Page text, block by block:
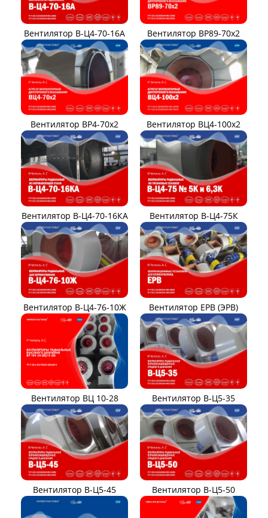
Вентилятор В-Ц4-70-16А Вентилятор ВР89-70x2
Вентилятор ВР4-70x2 Вентилятор ВЦ4-100х2
Вентилятор В-Ц4-70-16КА Вентилятор В-Ц4-75К
Вентилятор В-Ц4-76-10Ж Вентилятор ЕРВ (ЭРВ)
Вентилятор ВЦ 10-28 Вентилятор В-Ц5-35
Вентилятор В-Ц5-45 Вентилятор В-Ц5-50